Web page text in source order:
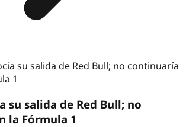
su salida de Red Bull; no continuaría
1
su salida de Red Bull; no
la Fórmula 1